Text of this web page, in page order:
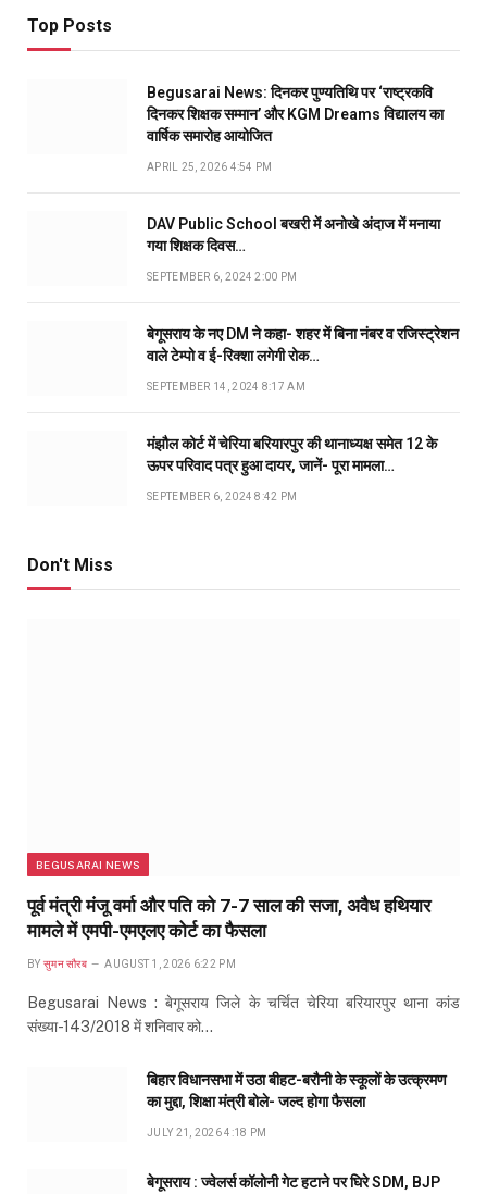
Top Posts
Begusarai News: दिनकर पुण्यतिथि पर ‘राष्ट्रकवि
दिनकर शिक्षक सम्मान’ और KGM Dreams विद्यालय का
वार्षिक समारोह आयोजित
APRIL 25, 2026 4:54 PM
DAV Public School बखरी में अनोखे अंदाज में मनाया
गया शिक्षक दिवस…
SEPTEMBER 6, 2024 2:00 PM
बेगूसराय के नए DM ने कहा- शहर में बिना नंबर व रजिस्ट्रेशन
वाले टेम्पो व ई-रिक्शा लगेगी रोक…
SEPTEMBER 14, 2024 8:17 AM
मंझौल कोर्ट में चेरिया बरियारपुर की थानाध्यक्ष समेत 12 के
ऊपर परिवाद पत्र हुआ दायर, जानें- पूरा मामला…
SEPTEMBER 6, 2024 8:42 PM
Don't Miss
BEGUSARAI NEWS
पूर्व मंत्री मंजू वर्मा और पति को 7-7 साल की सजा, अवैध हथियार
मामले में एमपी-एमएलए कोर्ट का फैसला
BY सुमन सौरब AUGUST 1, 2026 6:22 PM
Begusarai News : बेगूसराय जिले के चर्चित चेरिया बरियारपुर थाना कांड
संख्या-143/2018 में शनिवार को…
बिहार विधानसभा में उठा बीहट-बरौनी के स्कूलों के उत्क्रमण
का मुद्दा, शिक्षा मंत्री बोले- जल्द होगा फैसला
JULY 21, 2026 4:18 PM
बेगूसराय : ज्वेलर्स कॉलोनी गेट हटाने पर घिरे SDM, BJP